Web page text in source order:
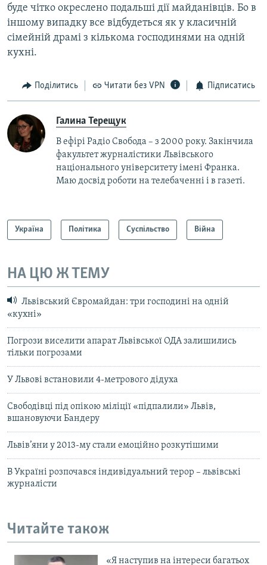
буде чітко окреслено подальші дії майданівців. Бо в
іншому випадку все відбудеться як у класичній
сімейній драмі з кількома господинями на одній
кухні.
Поділитись Читати без VPN Підписатись
Галина Терещук
В ефірі Радіо Свобода – з 2000 року. Закінчила
факультет журналістики Львівського
національного університету імені Франка.
Маю досвід роботи на телебаченні і в газеті.
Україна Політика Суспільство Війна
НА ЦЮ Ж ТЕМУ
Львівський Євромайдан: три господині на одній
«кухні»
Погрози виселити апарат Львівської ОДА залишились
тільки погрозами
У Львові встановили 4-метрового дідуха
Свободівці під опікою міліції «підпалили» Львів,
вшановуючи Бандеру
Львів’яни у 2013-му стали емоційно розкутішими
В Україні розпочався індивідуальний терор – львівські
журналісти
Читайте також
«Я наступив на інтереси багатьох